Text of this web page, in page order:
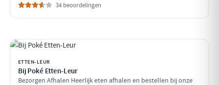
34 beoordelingen
ETTEN-LEUR
Bij Poké Etten-Leur
Bezorgen Afhalen Heerlijk eten afhalen en bestellen bij onze